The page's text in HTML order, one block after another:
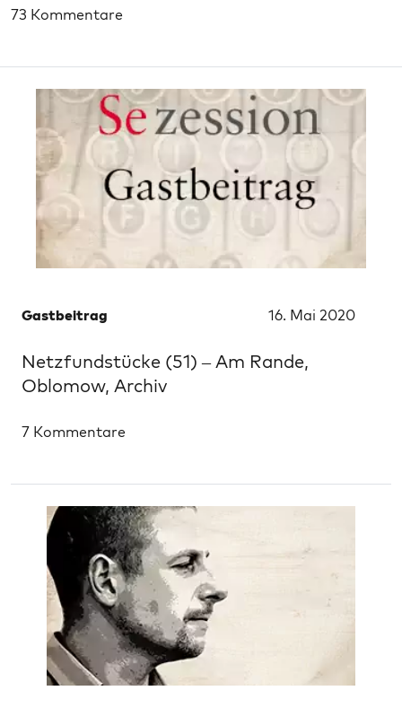
73 Kommentare
Gastbeitrag 16. Mai 2020
Netzfundstücke (51) – Am Rande,
Oblomow, Archiv
7 Kommentare